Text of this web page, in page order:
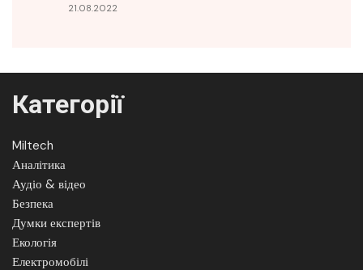
21.08.2022
Категорії
Miltech
Аналітика
Аудіо & відео
Безпека
Думки експертів
Екологія
Електромобілі